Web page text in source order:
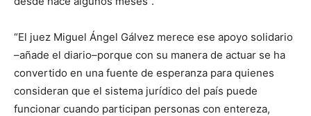
“El juez Miguel Ángel Gálvez merece ese apoyo solidario
–añade el diario–porque con su manera de actuar se ha
convertido en una fuente de esperanza para quienes
consideran que el sistema jurídico del país puede
funcionar cuando participan personas con entereza,